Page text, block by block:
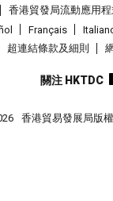
香港貿發局流動應用
Français
超連結條款及細則
關注 HKTDC
香港貿易發展局版